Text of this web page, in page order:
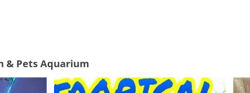
& Pets Aquarium